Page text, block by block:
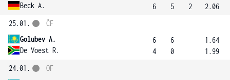
Beck A.
6
5
2
2.06
25.01.
Golubev A.
De Voest R.
ČF
6
4
6
0
1.64
1.99
24.01.
OF